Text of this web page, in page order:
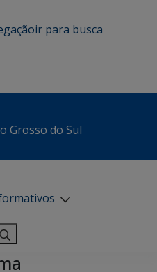
ir para busca
Grosso do Sul